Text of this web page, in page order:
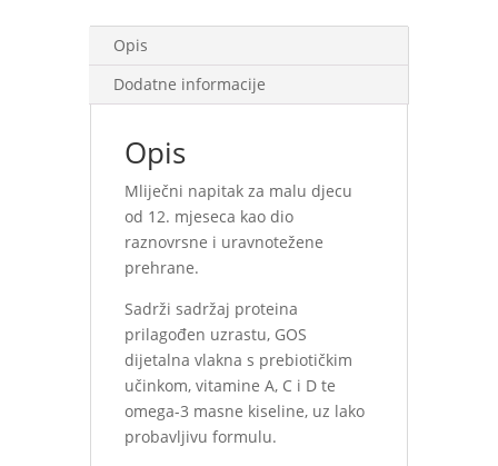
Opis
Dodatne informacije
Opis
Mliječni napitak za malu djecu
od 12. mjeseca kao dio
raznovrsne i uravnotežene
prehrane.
Sadrži sadržaj proteina
prilagođen uzrastu, GOS
dijetalna vlakna s prebiotičkim
učinkom, vitamine A, C i D te
omega-3 masne kiseline, uz lako
probavljivu formulu.